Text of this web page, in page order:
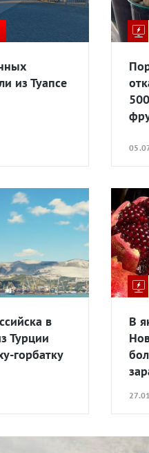
из Туапсе
в
Турции
горбатку
В